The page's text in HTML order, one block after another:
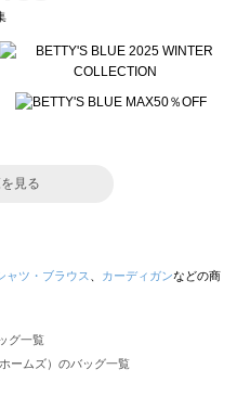
見る
ャツ・ブラウス カーディガンなどの商
グ一覧
ームズ）のバッグ一覧